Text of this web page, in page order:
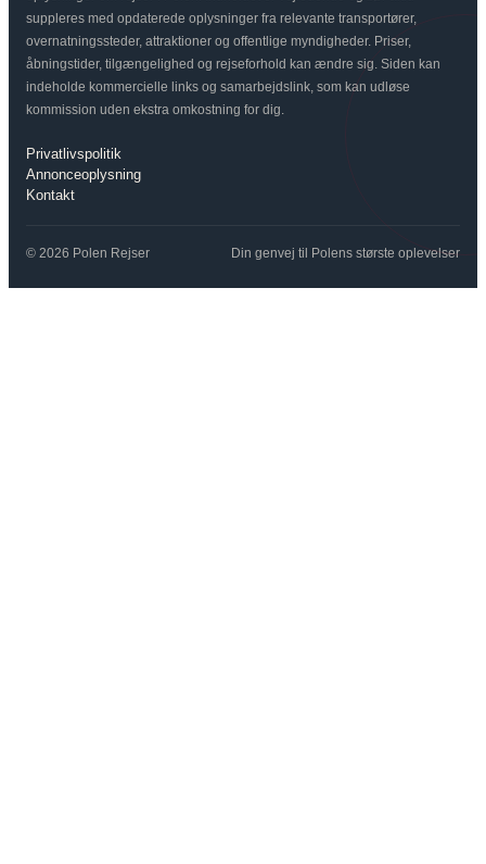
suppleres med opdaterede oplysninger fra relevante transportører,
overnatningssteder, attraktioner og offentlige myndigheder. Priser,
åbningstider, tilgængelighed og rejseforhold kan ændre sig. Siden kan
indeholde kommercielle links og samarbejdslink, som kan udløse
kommission uden ekstra omkostning for dig.
Privatlivspolitik
Annonceoplysning
Kontakt
© 2026 Polen Rejser Din genvej til Polens største oplevelser